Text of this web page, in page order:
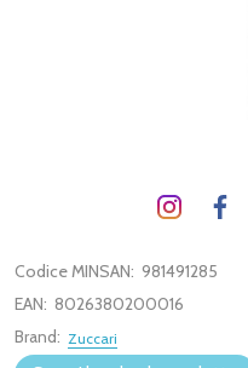
Codice MINSAN: 981491285
EAN: 8026380200016
Brand: Zuccari